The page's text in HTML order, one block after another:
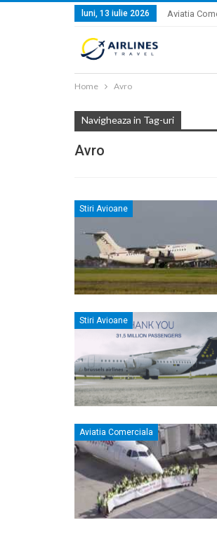
luni, 13 iulie 2026 Aviatia
Home Avro
Navigheaza in Tag-uri
Avro
Stiri Avioane
Stiri Avioane
Aviatia Comerciala